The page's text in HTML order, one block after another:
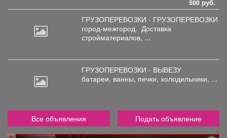
500 руб.
ГРУЗОПЕРЕВОЗКИ - ГРУЗОПЕРЕВОЗКИ
город-межгород. Доставка
стройматериалов, ...
ГРУЗОПЕРЕВОЗКИ - ВЫВЕЗУ
батареи, ванны, печки, холодильники, ...
Все объявления Подать объявление